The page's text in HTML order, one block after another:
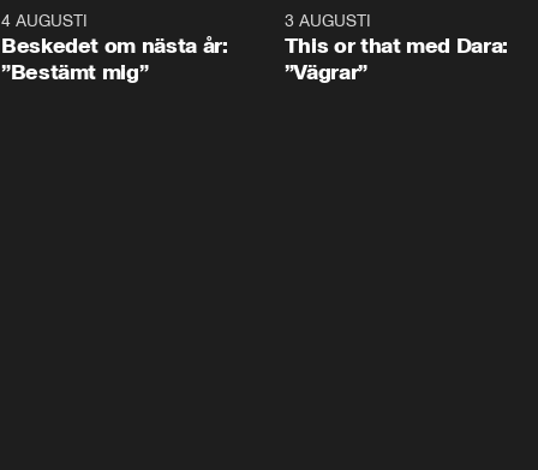
4 AUGUSTI
Beskedet om nästa år:
”Bestämt mig”
3 AUGUSTI
This or that med Dara:
”Vägrar”